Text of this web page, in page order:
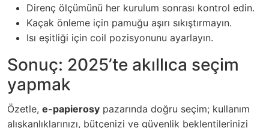
Direnç ölçümünü her kurulum sonrası kontrol edin.
Kaçak önleme için pamuğu aşırı sıkıştırmayın.
Isı eşitliği için coil pozisyonunu ayarlayın.
Sonuç: 2025’te akıllıca seçim
yapmak
Özetle, e-papierosy pazarında doğru seçim; kullanım
alışkanlıklarınızı, bütçenizi ve güvenlik beklentilerinizi